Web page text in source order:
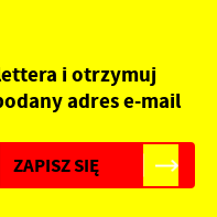
i otrzymuj
adres e-mail